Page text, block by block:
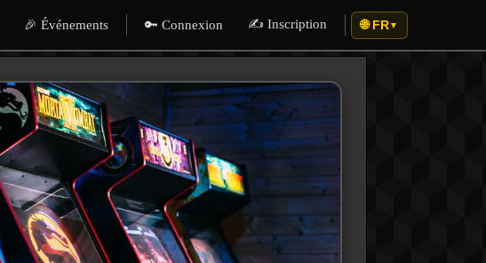
🎉 Événements 🔑 Connexion ✍️ Inscription 🌐 FR▼